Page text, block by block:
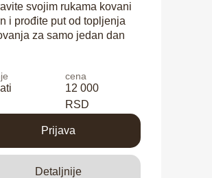
svojim rukama kovani
i prođite put od topljenja
za samo jedan dan
12 000
RSD
cena
Prijava
Detaljnije